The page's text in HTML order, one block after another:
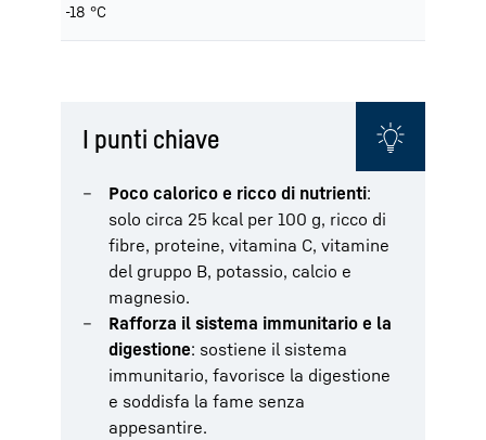
-18 °C
I punti chiave
Poco calorico e ricco di nutrienti:
solo circa 25 kcal per 100 g, ricco di
fibre, proteine, vitamina C, vitamine
del gruppo B, potassio, calcio e
magnesio.
Rafforza il sistema immunitario e la
digestione: sostiene il sistema
immunitario, favorisce la digestione
e soddisfa la fame senza
appesantire.